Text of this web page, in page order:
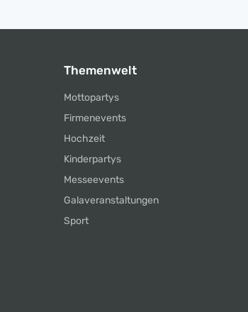
Themenwelt
Mottopartys
Firmenevents
Hochzeit
Kinderpartys
Messeevents
Galaveranstaltungen
Sport